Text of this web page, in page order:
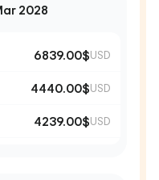
2028
6839.00$USD
4440.00$USD
4239.00$USD